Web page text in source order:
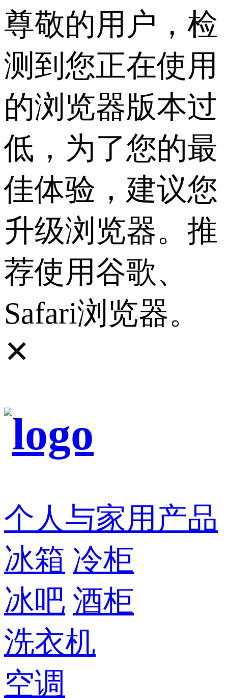
尊敬的用户，检
测到您正在使用
的浏览器版本过
低，为了您的最
佳体验，建议您
升级浏览器。推
荐使用谷歌、
Safari浏览器。
✕
个人与家用产品
冰箱 冷柜
冰吧 酒柜
洗衣机
空调